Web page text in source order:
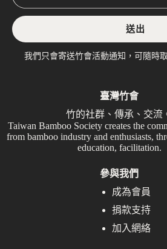
我們只會寄送竹會活動通知，可隨時
臺灣竹會
竹的社群、傳承、交流
Taiwan Bamboo Society creates the
from bamboo industry and enthusiasts,
education, facilitation.
參與我們
成為會員
捐款支持
加入網絡